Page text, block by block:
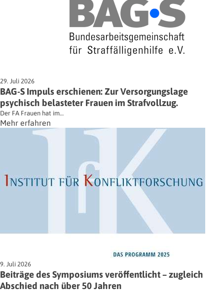
29. Juli 2026
BAG-S Impuls erschienen: Zur Versorgungslage
psychisch belasteter Frauen im Strafvollzug.
Der FA Frauen hat im…
Mehr erfahren
9. Juli 2026
Beiträge des Symposiums veröffentlicht – zugleich
Abschied nach über 50 Jahren